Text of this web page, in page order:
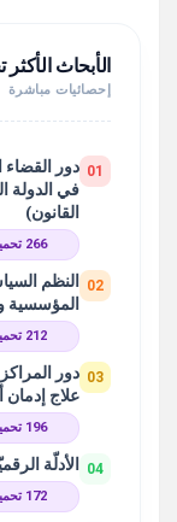
الأبحاث الأكثر
إحصائيات مباشرة
01 دور القضاء
في الدولة
القانون)
266 تحميل
02
النظم
المؤسسية
212 تحميل
03 دور
علاج إدمان
196 تحميل
04 الأدلّة
172 تحميل